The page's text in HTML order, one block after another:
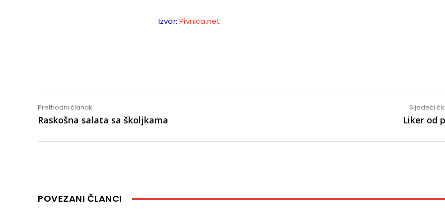
Izvor:Pivnica.net
Prethodni članak
Raskošna salata sa školjkama
Sljedeći
Liker od
POVEZANI ČLANCI